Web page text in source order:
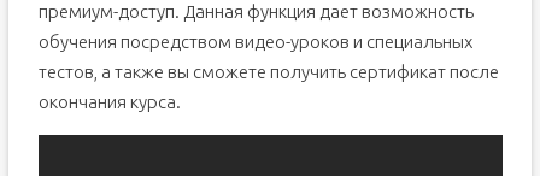
премиум-доступ. Данная функция дает возможность
обучения посредством видео-уроков и специальных
тестов, а также вы сможете получить сертификат после
окончания курса.